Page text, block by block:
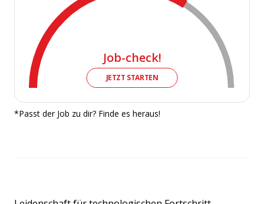
Job-check!
JETZT STARTEN
*Passt der Job zu dir? Finde es heraus!